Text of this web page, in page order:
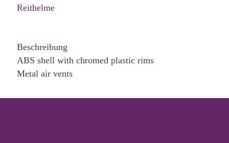
Reithelme
Beschreibung
ABS shell with chromed plastic rims
Metal air vents